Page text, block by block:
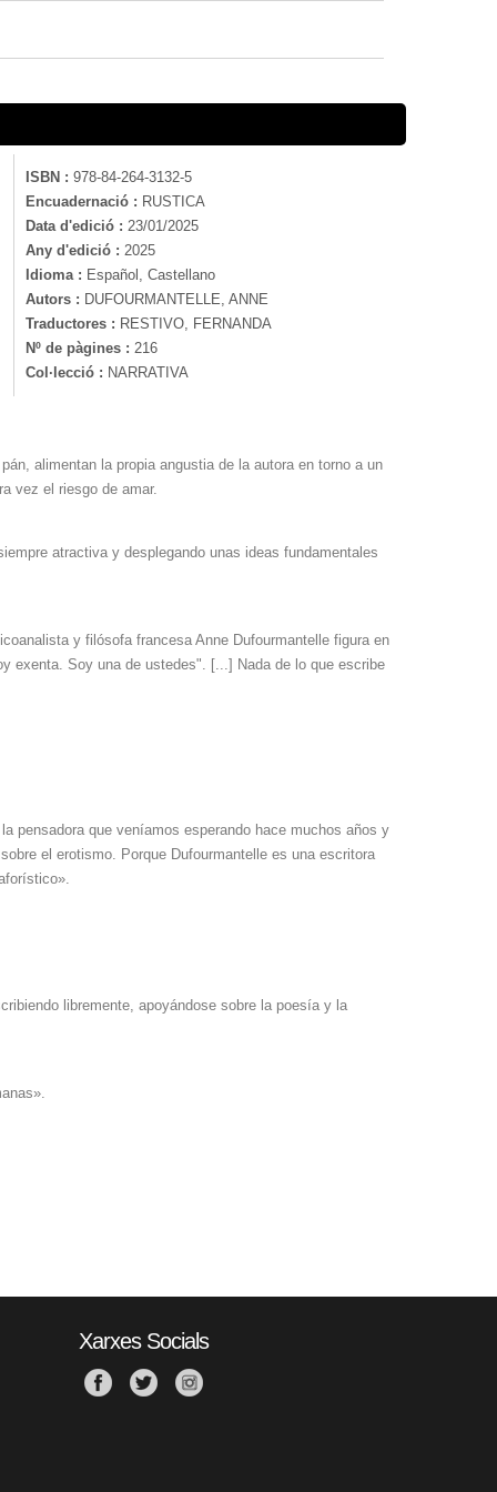
ISBN : 978-84-264-3132-5
Encuadernació : RUSTICA
Data d'edició : 23/01/2025
Any d'edició : 2025
Idioma : Español, Castellano
Autors : DUFOURMANTELLE, ANNE
Traductores : RESTIVO, FERNANDA
Nº de pàgines : 216
Col·lecció : NARRATIVA
alimentan la propia angustia de la autora en torno a un
vez el riesgo de amar.
atractiva y desplegando unas ideas fundamentales
y filósofa francesa Anne Dufourmantelle figura en
exenta. Soy una de ustedes". [...] Nada de lo que escribe
pensadora que veníamos esperando hace muchos años y
el erotismo. Porque Dufourmantelle es una escritora
libremente, apoyándose sobre la poesía y la
Xarxes Socials